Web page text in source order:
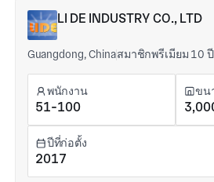
LI DE INDUSTRY CO., LTD
Guangdong, Chinaสมาชิกพรีเมียม 10 ปี
พนักงาน
51-100
ขน
ปีที่ก่อตั้ง
2017